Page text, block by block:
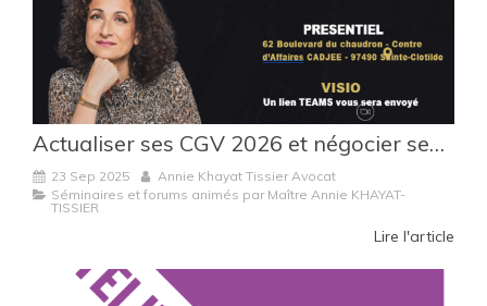
Actualiser ses CGV 2026 et négocier ses accords commerciaux : les clés présentées par Maître Annie Khayat-Tissier
23 Sep 2025
Annie Khayat Tissier Avocat
Séminaires et forums animés par Maître Annie KHAYAT-
TISSIER
Lire l'article